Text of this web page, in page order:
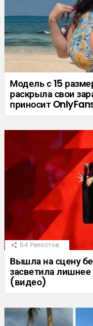
Модель с 15
раскрыла свои
приносит
54 Репостов
Вышла на сцену
засветила
(видео)